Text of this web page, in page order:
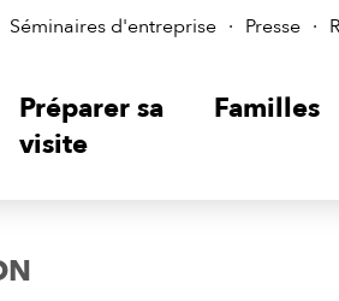
Séminaires d'entreprise Presse
Préparer sa
visite
Familles